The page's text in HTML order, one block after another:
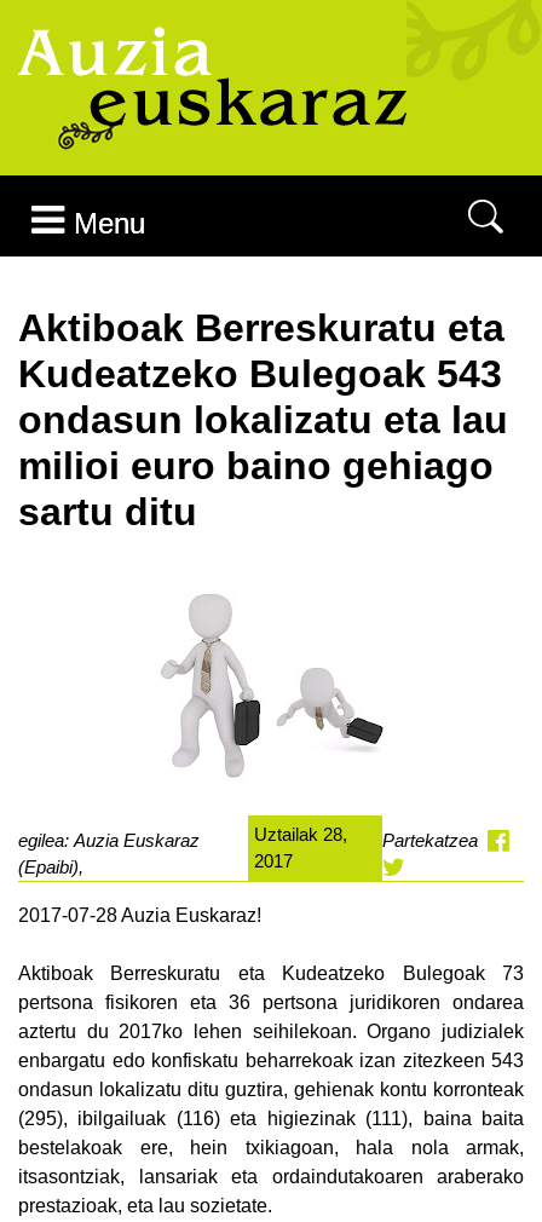
Menu
Aktiboak Berreskuratu eta
Kudeatzeko Bulegoak 543
ondasun lokalizatu eta lau
milioi euro baino gehiago
sartu ditu
egilea: Auzia Euskaraz
(Epaibi),
Uztailak 28,
2017
Partekatzea
2017-07-28 Auzia Euskaraz!
Aktiboak Berreskuratu eta Kudeatzeko Bulegoak 73
pertsona fisikoren eta 36 pertsona juridikoren ondarea
aztertu du 2017ko lehen seihilekoan. Organo judizialek
enbargatu edo konfiskatu beharrekoak izan zitezkeen 543
ondasun lokalizatu ditu guztira, gehienak kontu korronteak
(295), ibilgailuak (116) eta higiezinak (111), baina baita
bestelakoak ere, hein txikiagoan, hala nola armak,
itsasontziak, lansariak eta ordaindutakoaren araberako
prestazioak, eta lau sozietate.